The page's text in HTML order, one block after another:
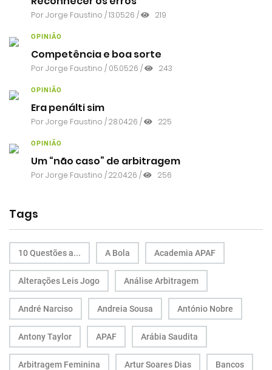
PorJorge Faustino / 13.05.26 / 219
OPINIÃO
Competência e boa sorte
PorJorge Faustino / 05.05.26 / 243
OPINIÃO
Era penálti sim
PorJorge Faustino / 28.04.26 / 225
OPINIÃO
Um “não caso” de arbitragem
PorJorge Faustino / 22.04.26 / 256
Tags
10 Questões a... A Bola Academia APAF
Alterações Leis Jogo Análise Arbitragem
André Narciso Andreia Sousa António Nobre
Antony Taylor APAF Arábia Saudita
Arbitragem Feminina Artur Soares Dias Bancos